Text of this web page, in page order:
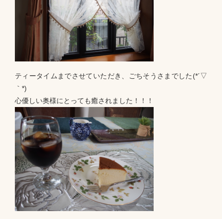
ティータイムまでさせていただき、ごちそうさまでした(*´▽
｀*)
心優しい奥様にとっても癒されました！！！